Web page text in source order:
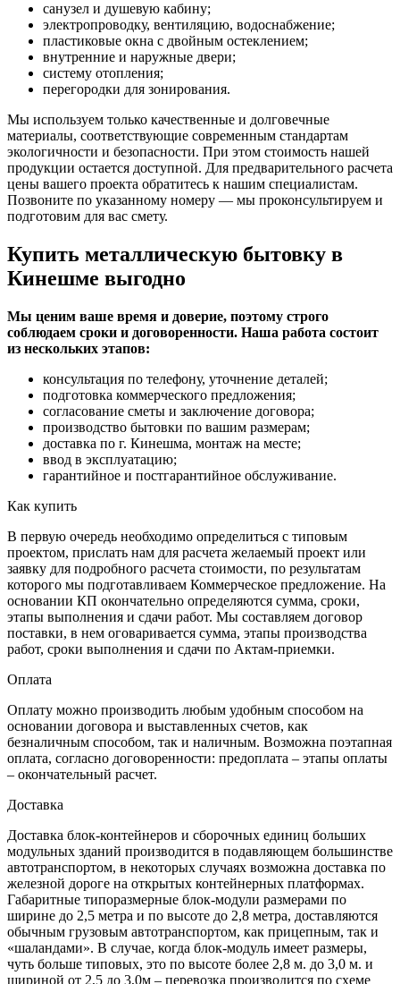
санузел и душевую кабину;
электропроводку, вентиляцию, водоснабжение;
пластиковые окна с двойным остеклением;
внутренние и наружные двери;
систему отопления;
перегородки для зонирования.
Мы используем только качественные и долговечные
материалы, соответствующие современным стандартам
экологичности и безопасности. При этом стоимость нашей
продукции остается доступной. Для предварительного расчета
цены вашего проекта обратитесь к нашим специалистам.
Позвоните по указанному номеру — мы проконсультируем и
подготовим для вас смету.
Купить металлическую бытовку в
Кинешме выгодно
Мы ценим ваше время и доверие, поэтому строго
соблюдаем сроки и договоренности. Наша работа состоит
из нескольких этапов:
консультация по телефону, уточнение деталей;
подготовка коммерческого предложения;
согласование сметы и заключение договора;
производство бытовки по вашим размерам;
доставка по г. Кинешма, монтаж на месте;
ввод в эксплуатацию;
гарантийное и постгарантийное обслуживание.
Как купить
В первую очередь необходимо определиться с типовым
проектом, прислать нам для расчета желаемый проект или
заявку для подробного расчета стоимости, по результатам
которого мы подготавливаем Коммерческое предложение. На
основании КП окончательно определяются сумма, сроки,
этапы выполнения и сдачи работ. Мы составляем договор
поставки, в нем оговаривается сумма, этапы производства
работ, сроки выполнения и сдачи по Актам-приемки.
Оплата
Оплату можно производить любым удобным способом на
основании договора и выставленных счетов, как
безналичным способом, так и наличным. Возможна поэтапная
оплата, согласно договоренности: предоплата – этапы оплаты
– окончательный расчет.
Доставка
Доставка блок-контейнеров и сборочных единиц больших
модульных зданий производится в подавляющем большинстве
автотранспортом, в некоторых случаях возможна доставка по
железной дороге на открытых контейнерных платформах.
Габаритные типоразмерные блок-модули размерами по
ширине до 2,5 метра и по высоте до 2,8 метра, доставляются
обычным грузовым автотранспортом, как прицепным, так и
«шаландами». В случае, когда блок-модуль имеет размеры,
чуть больше типовых, это по высоте более 2,8 м. до 3,0 м. и
шириной от 2,5 до 3,0м – перевозка производится по схеме